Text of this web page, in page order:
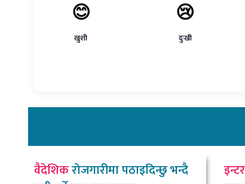
😊
खुशी
😢
दुःखी
वैदेशिकरोजगारीमा पठाइदिन्छु भन्दै